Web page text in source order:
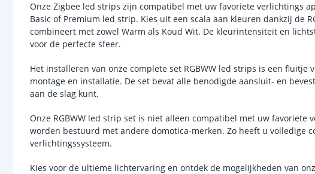
Onze Zigbee led strips zijn compatibel met uw favoriete verlichtings
Basic of Premium led strip. Kies uit een scala aan kleuren dankzij de
combineert met zowel Warm als Koud Wit. De kleurintensiteit en
voor de perfecte sfeer.
Het installeren van onze complete set RGBWW led strips is een fluitje
montage en installatie. De set bevat alle benodigde aansluit- en
aan de slag kunt.
Onze RGBWW led strip set is niet alleen compatibel met uw favoriete
worden bestuurd met andere domotica-merken. Zo heeft u volledige
verlichtingssysteem.
Kies voor de ultieme lichtervaring en ontdek de mogelijkheden van